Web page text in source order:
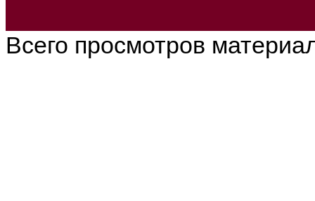
Всего просмотров